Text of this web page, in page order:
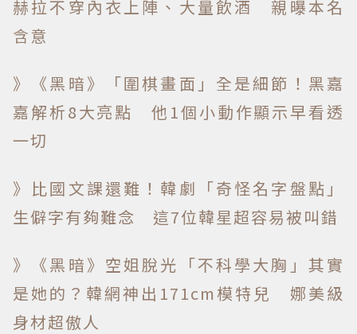
赫拉不穿內衣上陣、大量飲酒 親曝本名
含意
》《黑暗》「圍棋畫面」全是細節！黑嘉
嘉解析8大亮點 他1個小動作顯示早看透
一切
》比國文課還難！韓劇「奇怪名字盤點」
生僻字有夠難念 這7位韓星超容易被叫錯
》《黑暗》空姐脫光「不科學大胸」其實
是她的？韓網神出171cm模特兒 娜美級
身材超傲人